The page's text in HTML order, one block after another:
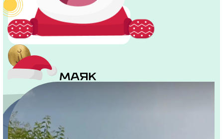
Школа в городе Аликанте